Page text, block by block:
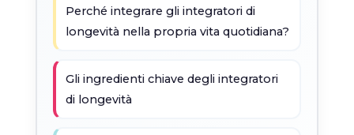
Perché integrare gli integratori di
longevità nella propria vita quotidiana?
Gli ingredienti chiave degli integratori
di longevità